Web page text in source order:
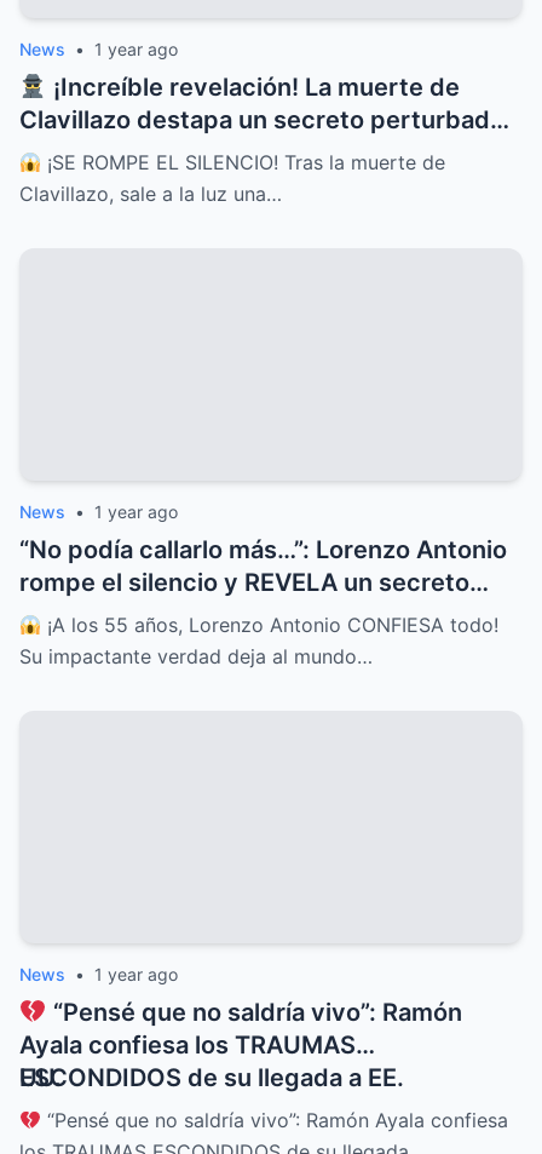
News • 1 year ago
¡Increíble revelación! La muerte de
Clavillazo destapa un secreto perturbador
que fue escondido por años
¡SE ROMPE EL SILENCIO! Tras la muerte de
Clavillazo, sale a la luz una…
News • 1 year ago
“No podía callarlo más…”: Lorenzo Antonio
rompe el silencio y REVELA un secreto
guardado por décadas
¡A los 55 años, Lorenzo Antonio CONFIESA todo!
Su impactante verdad deja al mundo…
News • 1 year ago
“Pensé que no saldría vivo”: Ramón
Ayala confiesa los TRAUMAS
ESCONDIDOS de su llegada a EE.
UU.
“Pensé que no saldría vivo”: Ramón Ayala confiesa